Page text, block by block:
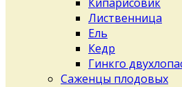
Лиственница
Ель
Кедр
Гинкго
Саженцы плодовых